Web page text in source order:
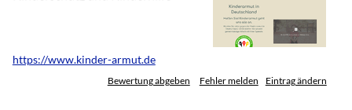
https://www.kinder-armut.de
Bewertung abgeben Fehler melden Eintrag ändern